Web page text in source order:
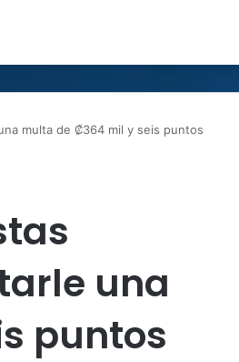
multa de ₡364 mil y seis puntos
una
puntos